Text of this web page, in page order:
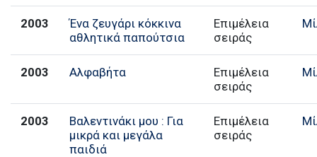
2003
Ένα ζευγάρι κόκκινα
αθλητικά παπούτσια
Επιμέλεια
σειράς
2003 Αλφαβήτα
Επιμέλεια
σειράς
2003
Βαλεντινάκι μου : Για
μικρά και μεγάλα
παιδιά
Επιμέλεια
σειράς